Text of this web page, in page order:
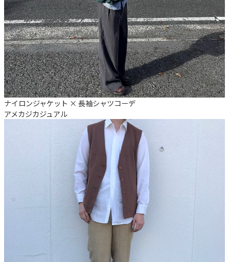
ナイロンジャケット × 長袖シャツコーデ
アメカジカジュアル